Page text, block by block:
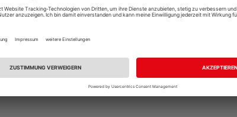
ein absoluter Topseller.
auchgrößere Längenmöglich sind. Durch die
Schwindrisse und Verformungen.
. Es eignet sich beispielsweise
sonstige Einsatzbereiche mit konstruktivem bzw.